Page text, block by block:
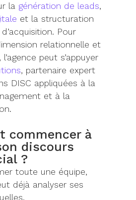
la génération de leads,
et la structuration
Pour
relationnelle et
peut s’appuyer
, partenaire expert
DISC appliquées à la
et à la
commencer à
discours
?
toute une équipe,
déjà analyser ses